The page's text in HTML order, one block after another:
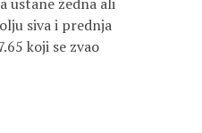
siva i prednja
koji se zvao